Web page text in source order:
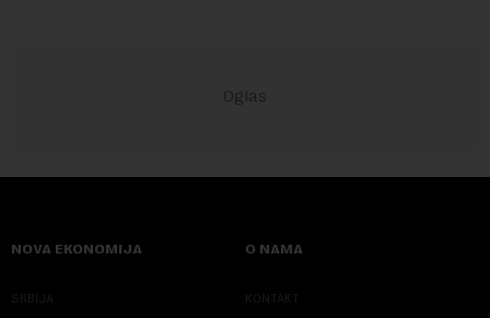
NOVA EKONOMIJA
SRBIJA
O NAMA
KONTAKT